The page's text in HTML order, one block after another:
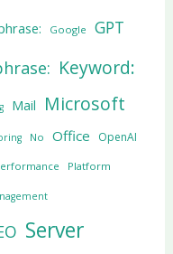
Google GPT
Keyword:
Mail Microsoft
No Office OpenAI
Platform
Server